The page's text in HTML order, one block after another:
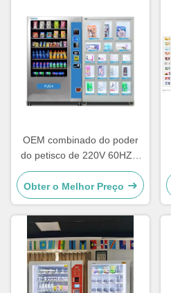
OEM combinado do poder
do petisco de 220V 60HZ e
da máquina de venda
automática 60W da soda
Obter o Melhor Preço